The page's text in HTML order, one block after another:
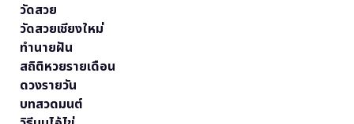
วัดสวย
วัดสวยเชียงใหม่
ทำนายฝัน
สถิติหวยรายเดือน
ดวงรายวัน
บทสวดมนต์